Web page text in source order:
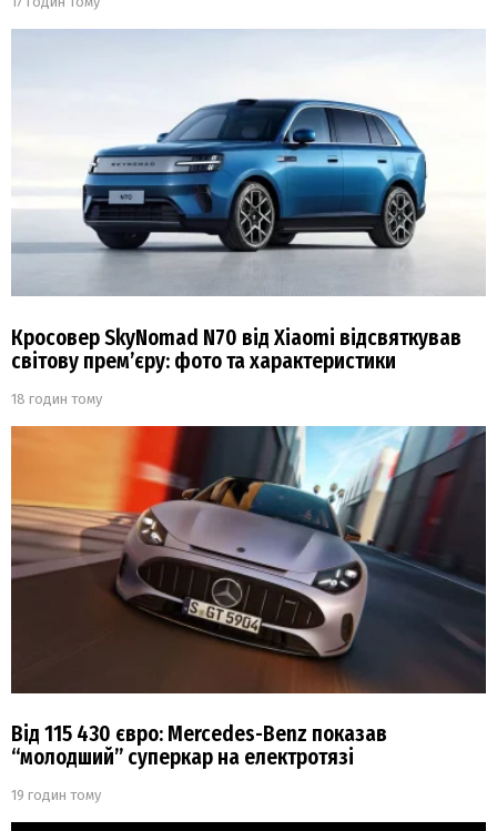
Кросовер SkyNomad N70 від Xiaomi відсвяткував
світову прем’єру: фото та характеристики
18 годин тому
Від 115 430 євро: Mercedes-Benz показав
“молодший” суперкар на електротязі
19 годин тому